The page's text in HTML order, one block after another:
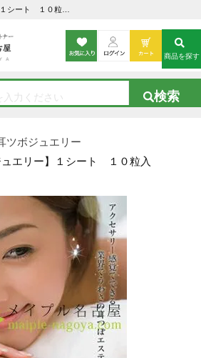
ツボジュエリー
ュエリー】１シート １０粒入
商品を探す